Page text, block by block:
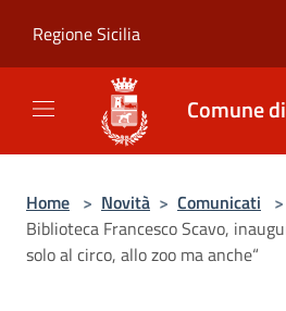
Regione Sicilia
Comune
Home > Novità > Comunicati >
Biblioteca Francesco Scavo,
solo al circo, allo zoo ma anche“